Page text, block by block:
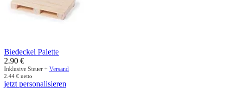
Biedeckel Palette
2.90 €
Inklusive Steuer + Versand
2.44 € netto
jetzt personalisieren